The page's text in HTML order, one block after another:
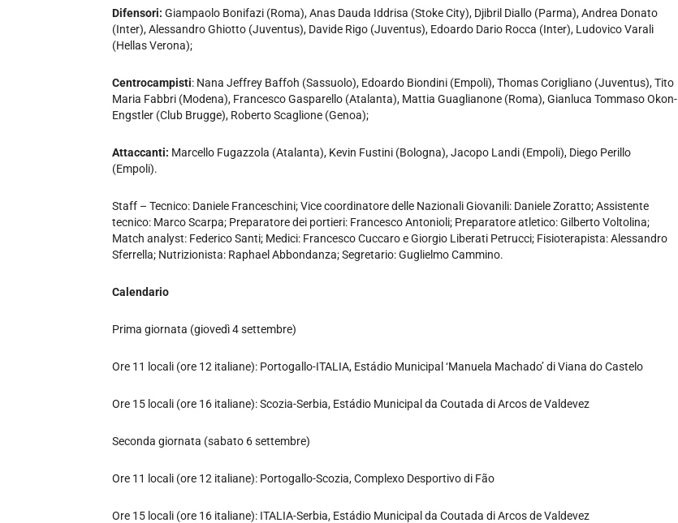
Difensori: Giampaolo Bonifazi (Roma), Anas Dauda Iddrisa (Stoke City), Djibril Diallo (Parma), Andrea Donato
(Inter), Alessandro Ghiotto (Juventus), Davide Rigo (Juventus), Edoardo Dario Rocca (Inter), Ludovico Varali
(Hellas Verona);
Centrocampisti: Nana Jeffrey Baffoh (Sassuolo), Edoardo Biondini (Empoli), Thomas Corigliano (Juventus), Tito
Maria Fabbri (Modena), Francesco Gasparello (Atalanta), Mattia Guaglianone (Roma), Gianluca Tommaso Okon-
Engstler (Club Brugge), Roberto Scaglione (Genoa);
Attaccanti: Marcello Fugazzola (Atalanta), Kevin Fustini (Bologna), Jacopo Landi (Empoli), Diego Perillo
(Empoli).
Staff – Tecnico: Daniele Franceschini; Vice coordinatore delle Nazionali Giovanili: Daniele Zoratto; Assistente
tecnico: Marco Scarpa; Preparatore dei portieri: Francesco Antonioli; Preparatore atletico: Gilberto Voltolina;
Match analyst: Federico Santi; Medici: Francesco Cuccaro e Giorgio Liberati Petrucci; Fisioterapista: Alessandro
Sferrella; Nutrizionista: Raphael Abbondanza; Segretario: Guglielmo Cammino.
Calendario
Prima giornata (giovedì 4 settembre)
Ore 11 locali (ore 12 italiane): Portogallo-ITALIA, Estádio Municipal ‘Manuela Machado’ di Viana do Castelo
Ore 15 locali (ore 16 italiane): Scozia-Serbia, Estádio Municipal da Coutada di Arcos de Valdevez
Seconda giornata (sabato 6 settembre)
Ore 11 locali (ore 12 italiane): Portogallo-Scozia, Complexo Desportivo di Fão
Ore 15 locali (ore 16 italiane): ITALIA-Serbia, Estádio Municipal da Coutada di Arcos de Valdevez